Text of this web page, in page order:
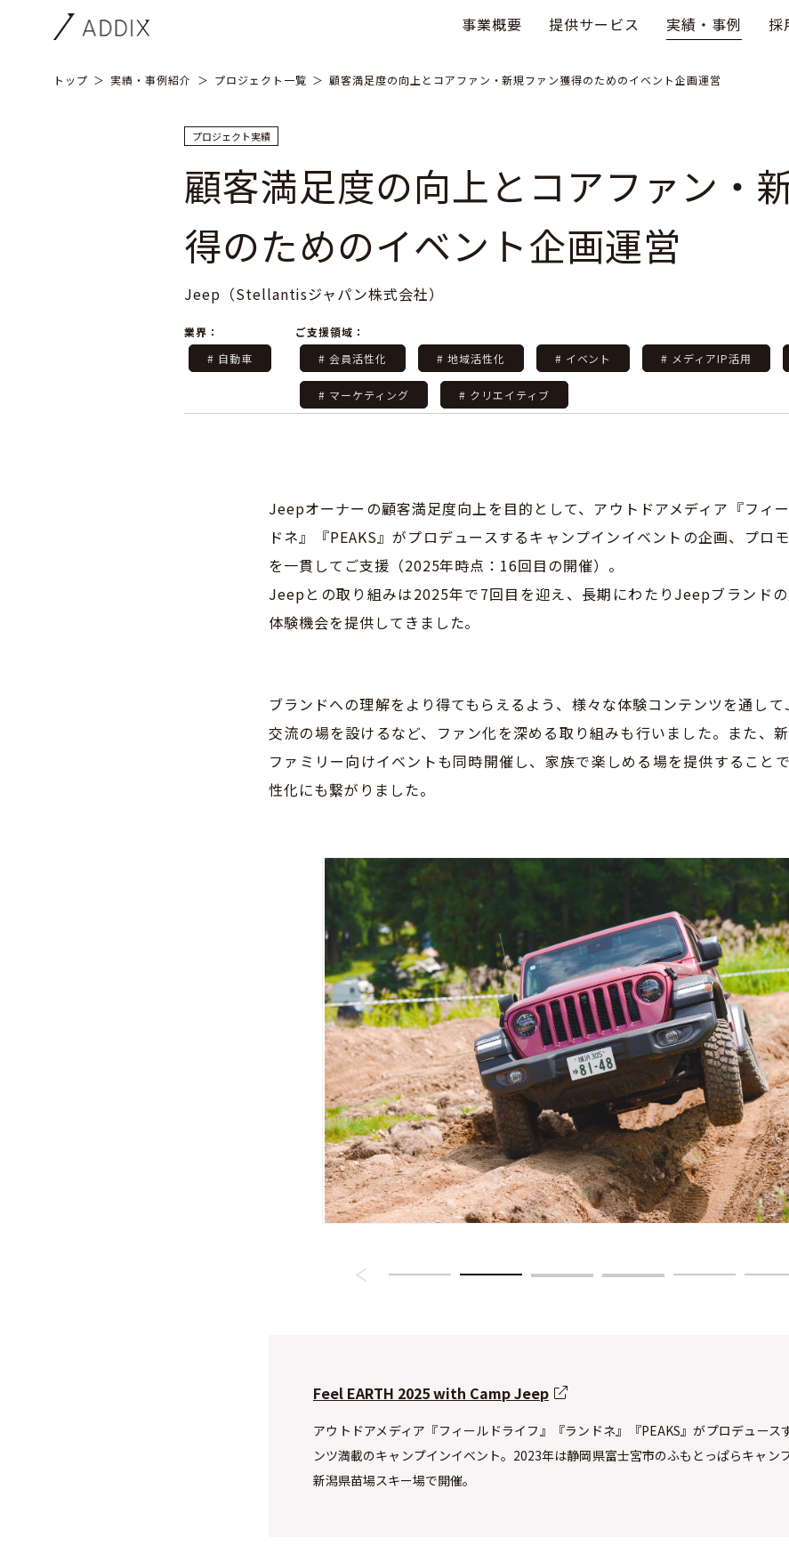
事業概要 提供サービス 実績・事例 採
トップ 実績・事例紹介 プロジェクト一覧 顧客満足度の向上とコアファン・新規ファン獲得のためのイベント企画運営
プロジェクト実績
顧客満足度の向上とコアファン・
得のためのイベント企画運営
Jeep（Stellantisジャパン株式会社）
業界：
# 自動車
ご支援領域：
# 会員活性化
# 地域活性化 # イベント # メディアIP活用
# マーケティング # クリエイティブ
Jeepオーナーの顧客満足度向上を目的として、アウトドアメディア『フィ
ドネ』『PEAKS』がプロデュースするキャンプインイベントの企画、プロ
を一貫してご支援（2025年時点：16回目の開催）。
Jeepとの取り組みは2025年で7回目を迎え、長期にわたりJeepブランド
体験機会を提供してきました。
ブランドへの理解をより得てもらえるよう、様々な体験コンテンツを通し
交流の場を設けるなど、ファン化を深める取り組みも行いました。また、
ファミリー向けイベントも同時開催し、家族で楽しめる場を提供すること
性化にも繋がりました。
Feel EARTH 2025 with Camp Jeep
アウトドアメディア『フィールドライフ』『ランドネ』『PEAKS』がプロデュース
ンツ満載のキャンプインイベント。2023年は静岡県富士宮市のふもとっぱらキャン
新潟県苗場スキー場で開催。